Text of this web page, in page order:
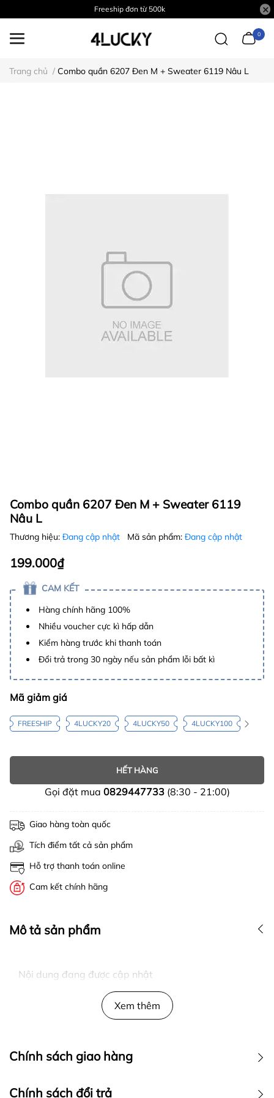
Freeship đơn từ 500k
0
Trang chủ / Combo quần 6207 Đen M + Sweater 6119 Nâu L
Combo quần 6207 Đen M + Sweater 6119
Nâu L
Thương hiệu: Đang cập nhật Mã sản phẩm: Đang cập nhật
199.000₫
CAM KẾT
Hàng chính hãng 100%
Nhiều voucher cực kì hấp dẫn
Kiểm hàng trước khi thanh toán
Đổi trả trong 30 ngày nếu sản phẩm lỗi bất kì
Mã giảm giá
FREESHIP 4LUCKY20 4LUCKY50 4LUCKY100
HẾT HÀNG
Gọi đặt mua 0829447733(8:30 - 21:00)
Giao hàng toàn quốc
Tích điểm tất cả sản phẩm
Hỗ trợ thanh toán online
Cam kết chính hãng
Mô tả sản phẩm
Nội dung đang được cập nhật
Xem thêm
Chính sách giao hàng
Chính sách đổi trả